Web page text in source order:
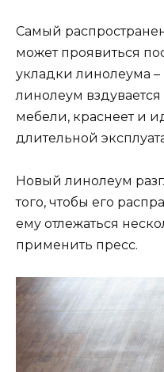
Самый
может проявиться
укладки линолеума
линолеум
мебели, краснеет и
длительной
Новый линолеум
того, чтобы его
ему отлежаться
применить пресс.